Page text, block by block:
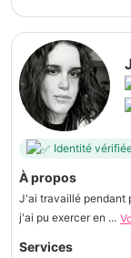
Identité
À propos
J'ai travaillé pendant
j'ai pu exercer en ...
Services